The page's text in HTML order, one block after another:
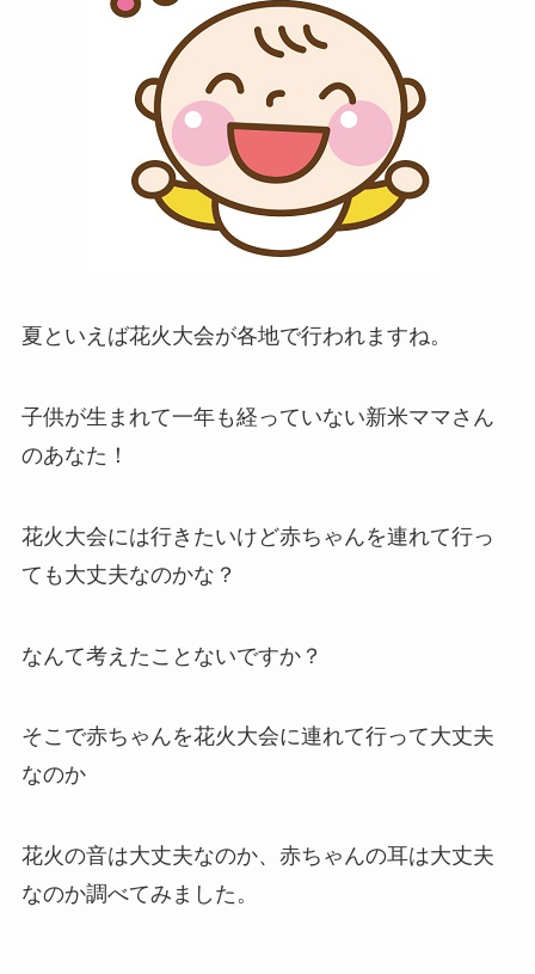
夏といえば花火大会が各地で行われますね。
子供が生まれて一年も経っていない新米ママさん
のあなた！
花火大会には行きたいけど赤ちゃんを連れて行っ
ても大丈夫なのかな？
なんて考えたことないですか？
そこで赤ちゃんを花火大会に連れて行って大丈夫
なのか
花火の音は大丈夫なのか、赤ちゃんの耳は大丈夫
なのか調べてみました。